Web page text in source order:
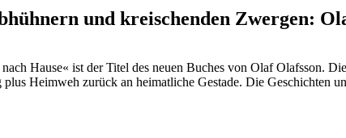
und kreischenden Zwergen:
Hause« ist der Titel des neuen Buches von Olaf Olafsson.
Heimweh zurück an heimatliche Gestade. Die Geschichten